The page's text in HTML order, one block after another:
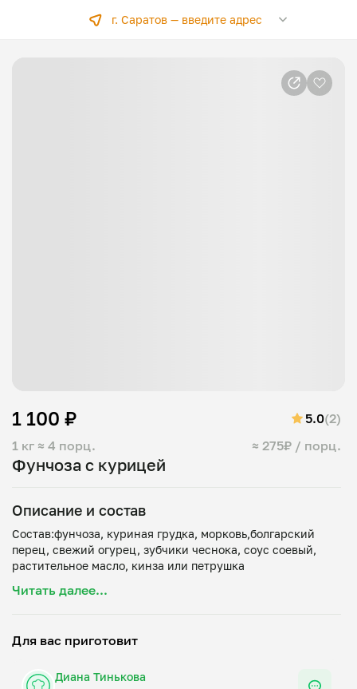
г. Саратов —введите адрес
Фунчоза с курицей
1 кг ≈ 4 порц. ≈ 275₽ / порц.
1 100 ₽ 5.0(2)
Описание и состав
Состав:фунчоза, куриная грудка, морковь,болгарский
перец, свежий огурец, зубчики чеснока, соус соевый,
Читать далее...
Для вас приготовит
Диана Тинькова